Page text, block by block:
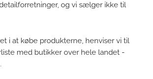
og vi sælger ikke til
i at købe produkterne, henviser vi til
med butikker over hele landet -